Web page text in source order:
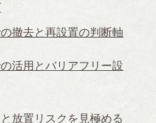
撤去と再設置の判断軸
活用とバリアフリー設
放置リスクを見極める